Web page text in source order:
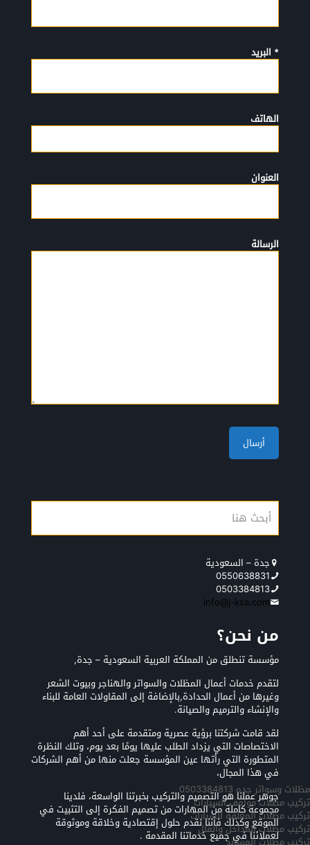
* البريد
الهاتف
العنوان
الرسالة
جدة – السعودية
0550638831
0503384813
info@j-ksa.com
من نحن؟
مؤسسة تنطلق من المملكة العربية السعودية – جدة,
لتقدم خدمات أعمال المظلات والسواتر والهناجر وبيوت الشعر
وغيرها من أعمال الحدادة,بالإضافة إلى المقاولات العامة للبناء
والإنشاء والترميم والصيانة.
لقد قامت شركتنا برؤية عصرية ومتقدمة على أحد أهم
الاختصاصات التي يزداد الطلب عليها يومًا بعد يوم، وتلك النظرة
المتطورة التي رأتها عين المؤسسة جعلت منها من أهم الشركات
في هذا المجال،
جوهر عملنا هو التصميم والتركيب بخبرتنا الواسعة، فلدينا
مجموعة كاملة من المهارات من تصميم الفكرة إلى التثبيت في
الموقع وكذلك فأننا نقدم حلول إقتصادية وخلاقة وموثوقة
لعملائنا في جميع خدماتنا المقدمة .
مظلات وسواتر جده 0503384813
تركيب مظلات مواقف السيارات
تركيب مظلات المعلقه للسيارات
تركيب مظلات المداخل والفلل